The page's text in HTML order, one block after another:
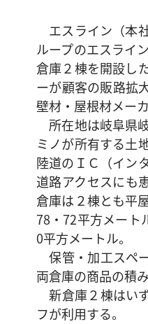
エスライン（本
ループのエスライ
倉庫２棟を開設し
ーが顧客の販路拡
壁材・屋根材メー
所在地は岐阜県
ミノが所有する土
陸道のＩＣ（イン
道路アクセスにも
倉庫は２棟とも平
78・72平方メート
0平方メートル。
保管・加工スペ
両倉庫の商品の積
新倉庫２棟はい
フが利用する。